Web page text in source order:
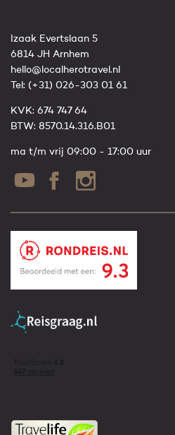
Izaak Evertslaan 5
6814 JH Arnhem
hello@localherotravel.nl
Tel: (+31) 026-303 01 61
KVK: 674 747 64
BTW: 8570.14.316.B01
ma t/m vrij 09:00 - 17:00 uur